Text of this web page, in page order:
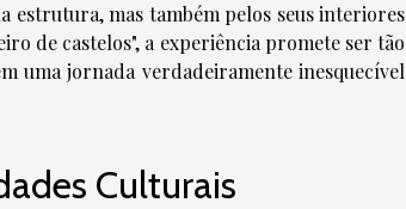
estrutura, mas também pelos seus interiores
de castelos", a experiência promete ser tão
uma jornada verdadeiramente inesquecível
Culturais